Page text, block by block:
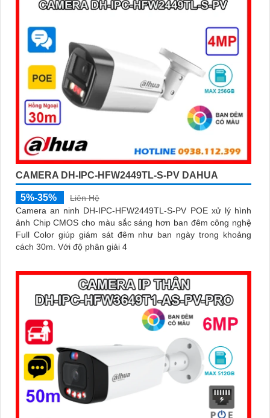
CAMERA DH-IPC-HFW2449TL-S-PV DAHUA
5%-35%
Liên Hệ
Camera an ninh DH-IPC-HFW2449TL-S-PV POE xử lý hình
ảnh Chip CMOS cho màu sắc sáng hơn ban đêm công nghệ
Full Color giúp giám sát đêm như ban ngày trong khoảng
cách 30m. Với độ phân giải 4